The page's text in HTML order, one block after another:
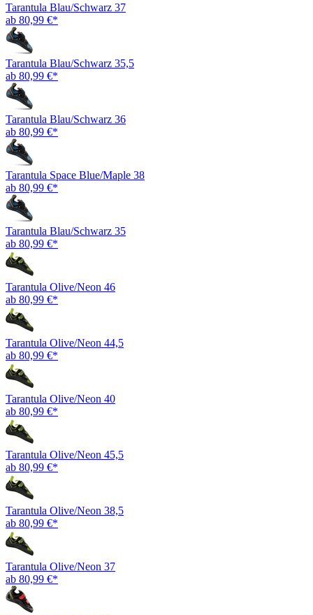
Tarantula Blau/Schwarz 37
ab 80,99 €*
Tarantula Blau/Schwarz 35,5
ab 80,99 €*
Tarantula Blau/Schwarz 36
ab 80,99 €*
Tarantula Space Blue/Maple 38
ab 80,99 €*
Tarantula Blau/Schwarz 35
ab 80,99 €*
Tarantula Olive/Neon 46
ab 80,99 €*
Tarantula Olive/Neon 44,5
ab 80,99 €*
Tarantula Olive/Neon 40
ab 80,99 €*
Tarantula Olive/Neon 45,5
ab 80,99 €*
Tarantula Olive/Neon 38,5
ab 80,99 €*
Tarantula Olive/Neon 37
ab 80,99 €*